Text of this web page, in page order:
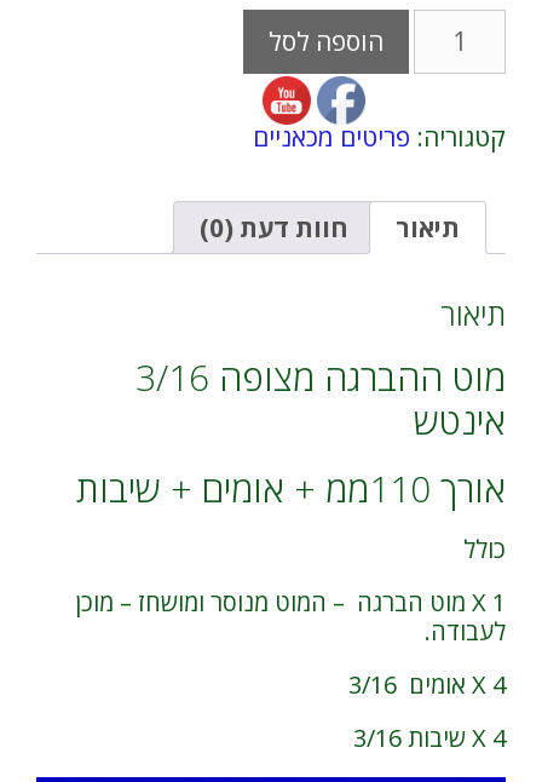
כמות
מוט
ההברגה 3/16
אינטש
אורך
אומים
+
הוספה לסל
t
i
v
קטגוריה: פריטים מכאניים
תיאור חוות דעת (0)
תיאור
מוט ההברגה מצופה 3/16
אינטש
אורך 110ממ + אומים + שיבות
כולל
1 X מוט הברגה – המוט מנוסר ומושחז – מוכן
לעבודה.
4 X אומים 3/16
4 X שיבות 3/16